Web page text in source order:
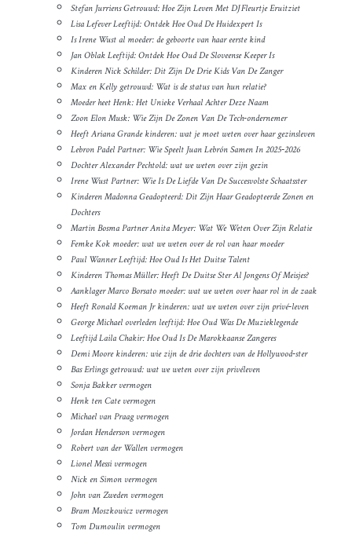
Stefan Jurriens Getrouwd: Hoe Zijn Leven Met DJ Fleurtje Eruitziet
Lisa Lefever Leeftijd: Ontdek Hoe Oud De Huidexpert Is
Is Irene Wust al moeder: de geboorte van haar eerste kind
Jan Oblak Leeftijd: Ontdek Hoe Oud De Sloveense Keeper Is
Kinderen Nick Schilder: Dit Zijn De Drie Kids Van De Zanger
Max en Kelly getrouwd: Wat is de status van hun relatie?
Moeder heet Henk: Het Unieke Verhaal Achter Deze Naam
Zoon Elon Musk: Wie Zijn De Zonen Van De Tech‑ondernemer
Heeft Ariana Grande kinderen: wat je moet weten over haar gezinsleven
Lebron Padel Partner: Wie Speelt Juan Lebrón Samen In 2025‑2026
Dochter Alexander Pechtold: wat we weten over zijn gezin
Irene Wust Partner: Wie Is De Liefde Van De Succesvolste Schaatsster
Kinderen Madonna Geadopteerd: Dit Zijn Haar Geadopteerde Zonen en
Dochters
Martin Bosma Partner Anita Meyer: Wat We Weten Over Zijn Relatie
Femke Kok moeder: wat we weten over de rol van haar moeder
Paul Wanner Leeftijd: Hoe Oud Is Het Duitse Talent
Kinderen Thomas Müller: Heeft De Duitse Ster Al Jongens Of Meisjes?
Aanklager Marco Borsato moeder: wat we weten over haar rol in de zaak
Heeft Ronald Koeman Jr kinderen: wat we weten over zijn privé‑leven
George Michael overleden leeftijd: Hoe Oud Was De Muzieklegende
Leeftijd Laila Chakir: Hoe Oud Is De Marokkaanse Zangeres
Demi Moore kinderen: wie zijn de drie dochters van de Hollywood‑ster
Bas Erlings getrouwd: wat we weten over zijn privéleven
Sonja Bakker vermogen
Henk ten Cate vermogen
Michael van Praag vermogen
Jordan Henderson vermogen
Robert van der Wallen vermogen
Lionel Messi vermogen
Nick en Simon vermogen
John van Zweden vermogen
Bram Moszkowicz vermogen
Tom Dumoulin vermogen